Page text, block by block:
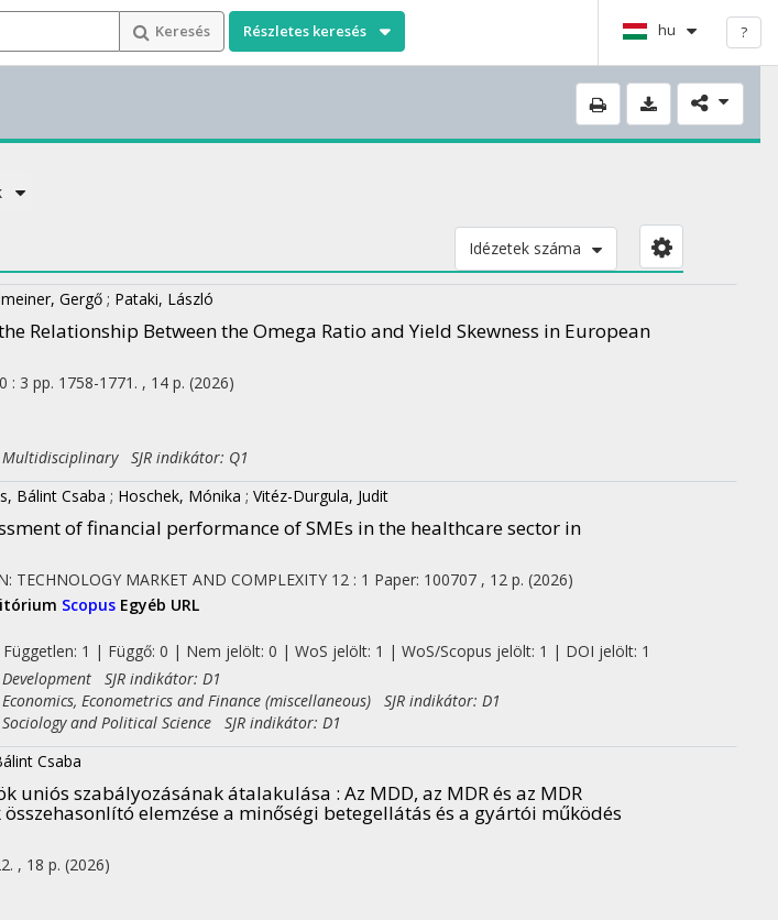
Keresés Részletes keresés hu ?
Idézetek száma
Gergő ; Pataki, László
Relationship Between the Omega Ratio and Yield Skewness in European
: 3 pp. 1758-1771. , 14 p. (2026)
SJR indikátor: Q1
Bálint Csaba ; Hoschek, Mónika ; Vitéz-Durgula, Judit
of financial performance of SMEs in the healthcare sector in
TECHNOLOGY MARKET AND COMPLEXITY 12 : 1 Paper: 100707 , 12 p. (2026)
Scopus Egyéb URL
1 | Függő: 0 | Nem jelölt: 0 | WoS jelölt: 1 | WoS/Scopus jelölt: 1 | DOI jelölt: 1
SJR indikátor: D1
Econometrics and Finance (miscellaneous) SJR indikátor: D1
and Political Science SJR indikátor: D1
Csaba
uniós szabályozásának átalakulása : Az MDD, az MDR és az MDR
elemzése a minőségi betegellátás és a gyártói működés
, 18 p. (2026)